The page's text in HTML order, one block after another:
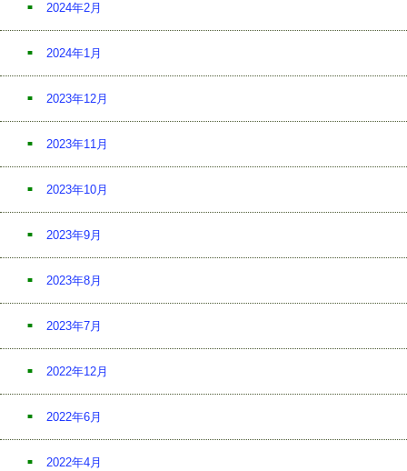
2024年2月
2024年1月
2023年12月
2023年11月
2023年10月
2023年9月
2023年8月
2023年7月
2022年12月
2022年6月
2022年4月